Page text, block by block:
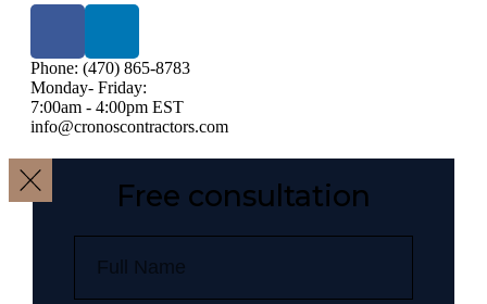
Phone: (470) 865-8783
Monday- Friday:
7:00am - 4:00pm EST
info@cronoscontractors.com
Free consultation